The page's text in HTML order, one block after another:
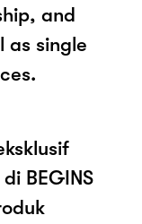
and
as single
BEGINS